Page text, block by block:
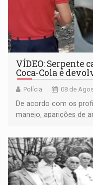
VÍDEO: Serpente
Coca-Cola é
Polícia 08 de
De acordo com os
manejo, aparições de